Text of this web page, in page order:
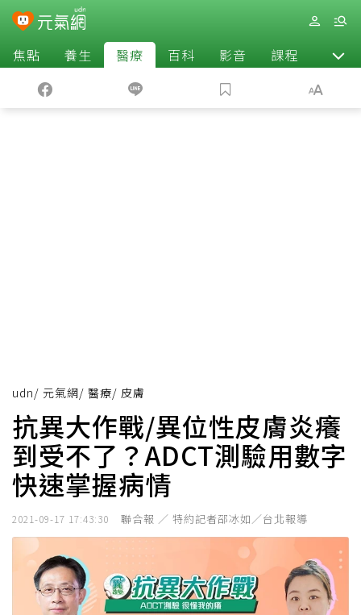
焦點 養生 醫療 百科 影音 課程 退休
udn/ 元氣網/ 醫療/ 皮膚
抗異大作戰/異位性皮膚炎癢
到受不了？ADCT測驗用數字
快速掌握病情
2021-09-17 17:43:30 聯合報 ／ 特約記者邵冰如／台北報導